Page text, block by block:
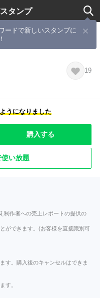
タンプ
ードで新しいスタンプに
19
うになりました
購入する
い放題
制作者への売上レポートの提供の
ができます。(お客様を直接識別可
す。購入後のキャンセルはできま
す。